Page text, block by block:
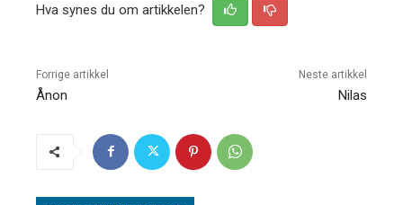
Hva synes du om artikkelen?
Forrige artikkel
Ånon
Neste artikkel
Nilas